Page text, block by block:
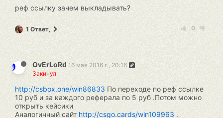
реф ссылку зачем выкладывать?
0
1 Ответ,
OvErLoRd 16 мая 2016 г., 20:16
Закинул
http://csbox.one/win86833 По переходе по реф ссылке
10 руб и за каждого реферала по 5 руб .Потом можно
открыть кейсики
Аналогичный сайт http://csgo.cards/win109963 .